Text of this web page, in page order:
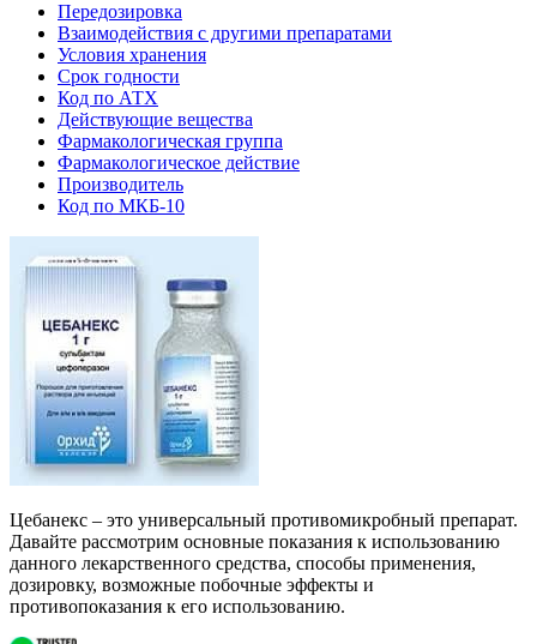
Передозировка
Взаимодействия с другими препаратами
Условия хранения
Срок годности
Код по АТХ
Действующие вещества
Фармакологическая группа
Фармакологическое действие
Производитель
Код по МКБ-10
Цебанекс – это универсальный противомикробный препарат.
Давайте рассмотрим основные показания к использованию
данного лекарственного средства, способы применения,
дозировку, возможные побочные эффекты и
противопоказания к его использованию.